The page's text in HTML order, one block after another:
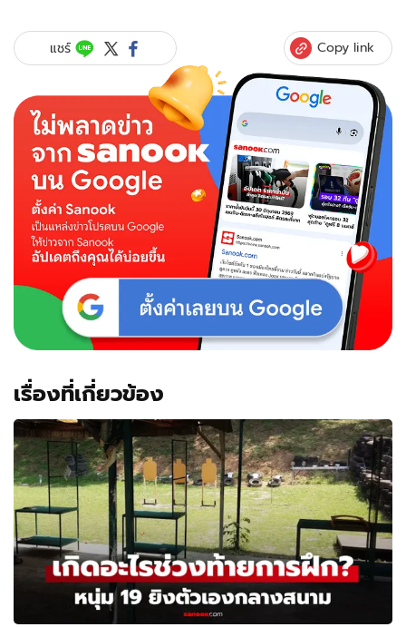
จับ
มือ
เอาใจ
"มัท
เลิฟ
เวอร์"
เมนู
ใหม่
รส
พรีเมียม
อร่อย
ข้น
ขั้น
สุด
แชร์ Copy link
เรื่องที่เกี่ยวข้อง